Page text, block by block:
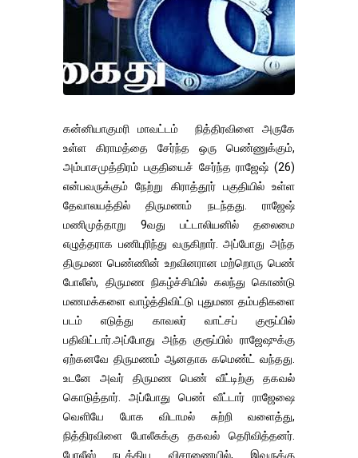
கன்னியாகுமரி மாவட்டம் நித்திரவிளை அருகே
உள்ள கிராமத்தை சேர்ந்த ஒரு பெண்ணுக்கும்,
அம்பாசமுத்திரம் பகுதியைச் சேர்ந்த ராஜேஷ் (26)
என்பவருக்கும் நேற்று கிராத்தூர் பகுதியில் உள்ள
தேவாலயத்தில் திருமணம் நடந்தது. ராஜேஷ்
மணிமுத்தாறு 9வது பட்டாலியனில் தலைமை
எழுத்தராக பணிபுரிந்து வருகிறார். அப்போது அந்த
திருமண பெண்ணின் உறவினரான மற்றொரு பெண்
போலீஸ், திருமண நிகழ்ச்சியில் கலந்து கொண்டு
மணமக்களை வாழ்த்திவிட்டு புதுமண தம்பதிகளை
படம் எடுத்து காவலர் வாட்சப் குரூப்பில்
பதிவிட்டார்.அப்போது அந்த குரூப்பில் ராஜேஷுக்கு
ஏற்கனவே திருமணம் ஆனதாக கமெண்ட் வந்தது.
உடனே அவர் திருமண பெண் வீட்டிற்கு தகவல்
கொடுத்தார். அப்போது பெண் வீட்டார் ராஜேஷை
வெளியே போக விடாமல் சுற்றி வளைத்து,
நித்திரவிளை போலீசுக்கு தகவல் தெரிவித்தனர்.
போலீஸ் நடத்திய விசரணையில், இவருக்கு